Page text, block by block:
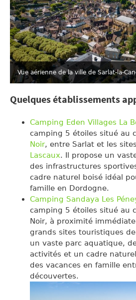
Vue aérienne de la ville de Sarlat-la-
Quelques établissements
Camping Eden Villages La
camping 5 étoiles situé au
Noir, entre Sarlat et les
Lascaux. Il propose un
des infrastructures
cadre naturel boisé idéal
famille en Dordogne.
Camping Sandaya Les
camping 5 étoiles situé au
Noir, à proximité
grands sites touristiques
un vaste parc aquatique,
activités et un cadre
des vacances en famille
découvertes.